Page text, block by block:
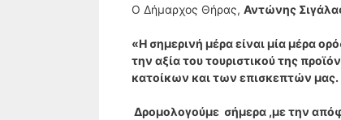
Ο Δήμαρχος Θήρας, Αντώνης
«Η σημερινή μέρα είναι μία μέρα
την αξία του τουριστικού της
κατοίκων και των επισκεπτών μας.
Δρομολογούμε σήμερα ,με την